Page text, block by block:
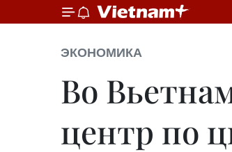
ЭКОНОМИКА
Во
центр по